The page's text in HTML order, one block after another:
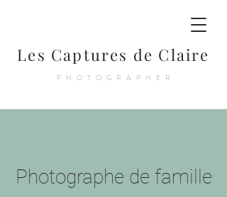
Les Captures de Claire
PHOTOGRAPHER
Photographe de famille